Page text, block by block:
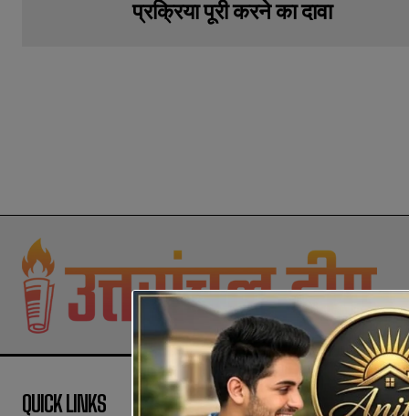
प्रक्रिया पूरी करने का दावा
QUICK LINKS